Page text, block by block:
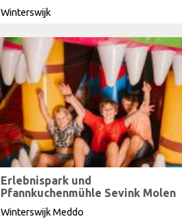
Winterswijk
Erlebnispark und
Pfannkuchenmühle Sevink Molen
Winterswijk Meddo